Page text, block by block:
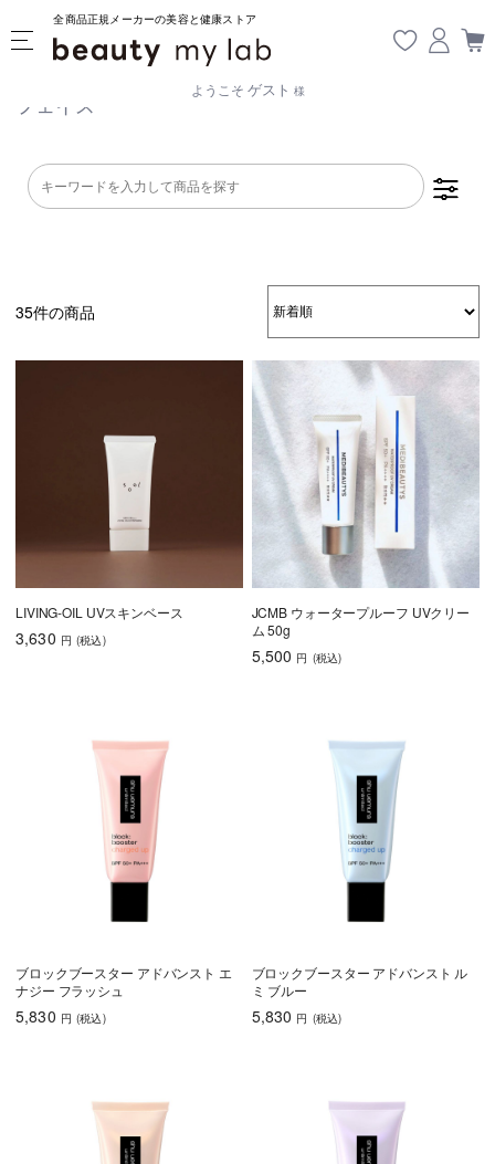
全商品正規メーカーの美容と健康ストア
ようこそ ゲスト 様
フェイス
クリーム・ジェ パウダー
オイル SPF50未満 SPF50以上
スプレー クリーム・ジェ パウダー
スプレー パウダー
35件の商品
LIVING-OIL UVスキンベース
3,630 円 (税込)
JCMB ウォータープルーフ UVクリー
ム 50g
5,500 円 (税込)
ブロックブースター アドバンスト エ
ナジー フラッシュ
5,830 円 (税込)
ブロックブースター アドバンスト ル
ミ ブルー
5,830 円 (税込)